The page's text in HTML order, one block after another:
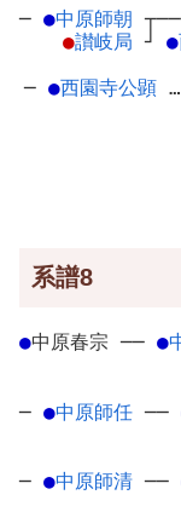
─ ●中原師朝 ┬
●讃岐局 ┘
●
─ ●西園寺公顕
系譜8
●中原春宗 ── ●
─ ●中原師任 ──
─ ●中原師清 ──